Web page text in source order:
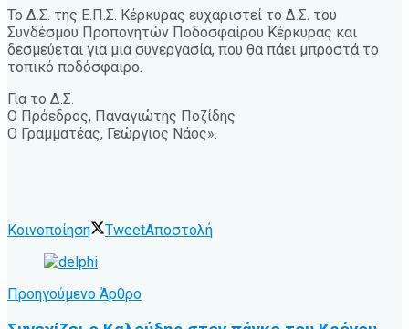
Το Δ.Σ. της Ε.Π.Σ. Κέρκυρας ευχαριστεί το Δ.Σ. του
Συνδέσμου Προπονητών Ποδοσφαίρου Κέρκυρας και
δεσμεύεται για μια συνεργασία, που θα πάει μπροστά το
τοπικό ποδόσφαιρο.
Για το Δ.Σ.
Ο Πρόεδρος, Παναγιώτης Ποζίδης
Ο Γραμματέας, Γεώργιος Νάος».
Κοινοποίηση TweetΑποστολή
Προηγούμενο Άρθρο